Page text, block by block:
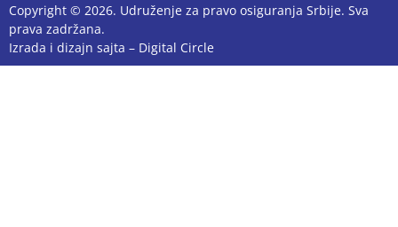
Copyright © 2026. Udruženje za pravo osiguranja Srbije. Sva
prava zadržana.
Izrada i dizajn sajta – Digital Circle